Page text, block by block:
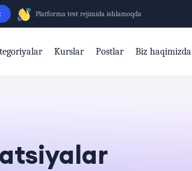
Platforma test rejimida ishlamoqda
Kurslar Postlar Biz haqimizda